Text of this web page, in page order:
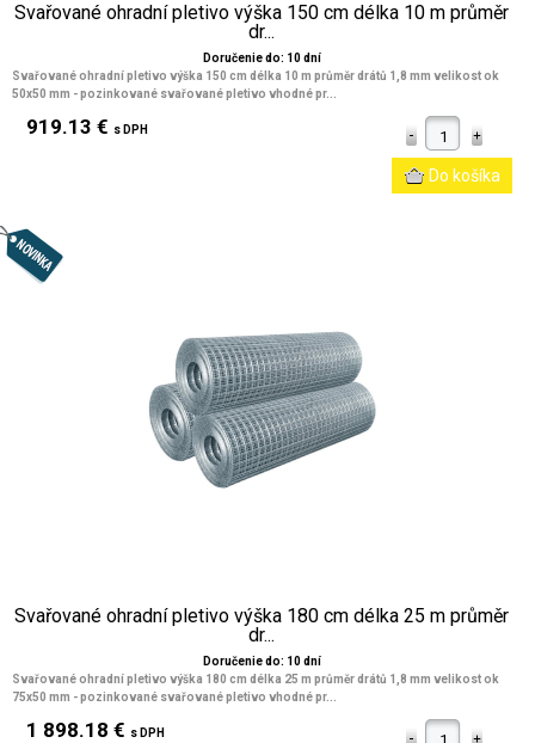
Svařované ohradní pletivo výška 150 cm délka 10 m průměr
dr...
Doručenie do: 10 dní
Svařované ohradní pletivo výška 150 cm délka 10 m průměr drátů 1,8 mm velikost ok
50x50 mm - pozinkované svařované pletivo vhodné pr...
919.13 € s DPH
Svařované ohradní pletivo výška 180 cm délka 25 m průměr
dr...
Doručenie do: 10 dní
Svařované ohradní pletivo výška 180 cm délka 25 m průměr drátů 1,8 mm velikost ok
75x50 mm - pozinkované svařované pletivo vhodné pr...
1 898.18 € s DPH